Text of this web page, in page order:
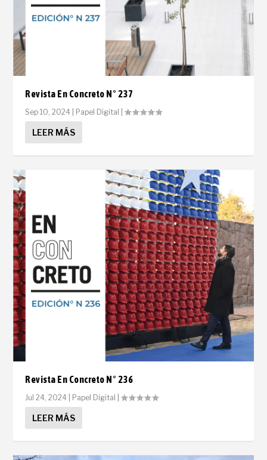
Revista En Concreto N° 237
Sep 10, 2024 Papel Digital |
LEER MÁS
Revista En Concreto N° 236
Jul 24, 2024 Papel Digital |
LEER MÁS